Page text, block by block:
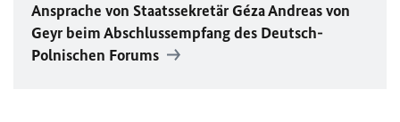
Ansprache von Staatssekretär Géza Andreas von
Geyr beim Abschlussempfang des Deutsch-
Polnischen Forums